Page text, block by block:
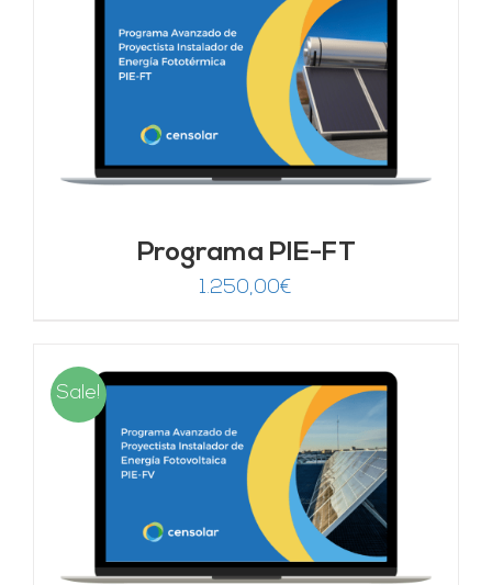
Programa PIE-FT
1.250,00€
Sale!